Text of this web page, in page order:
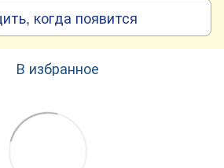
когда появится
В избранное